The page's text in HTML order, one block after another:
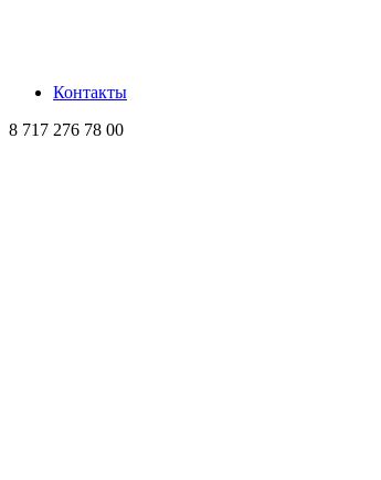
Контакты
8 717 276 78 00